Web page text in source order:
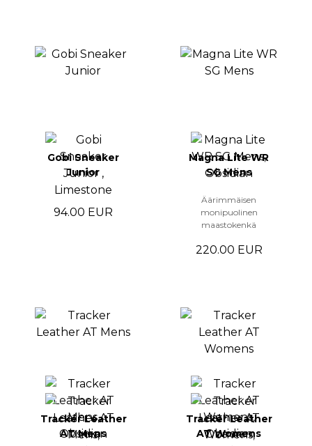
Gobi Sneaker
Junior
94.00 EUR
Magna Lite WR
SG Mens
Äärimmäisen
monipuolinen
maastokenkä
220.00 EUR
Tracker Leather
AT Mens
Tracker Leather
AT Womens